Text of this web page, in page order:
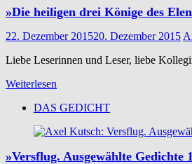
»Die heiligen drei Könige des
22. Dezember 201520. Dezember 2015
Liebe Leserinnen und Leser, liebe
Weiterlesen
DAS GEDICHT
»Versflug. Ausgewählte Gedichte